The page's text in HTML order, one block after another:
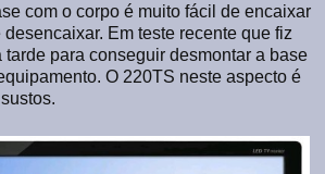
com o corpo é muito fácil de encaixar
Em teste recente que fiz
para conseguir desmontar a base
O 220TS neste aspecto é